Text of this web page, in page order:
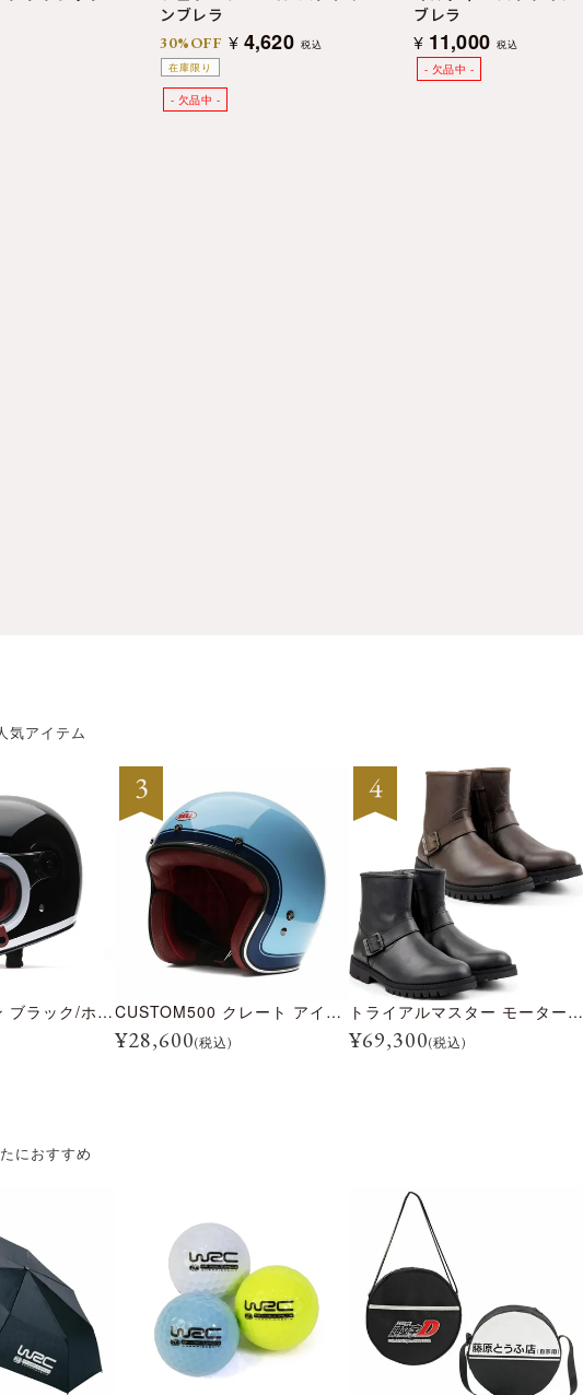
在庫限り
ンブレラ
30%OFF ¥ 4,620 税込
ブレラ
¥ 11,000 税込
気アイテム
BULLITT レーン ブラック/ホワイト CUSTOM500 クレート アイスブルー
¥28,600(税込)
トライアルマスター モーターサイクル ブーツ
¥69,300(税込)
におすすめ